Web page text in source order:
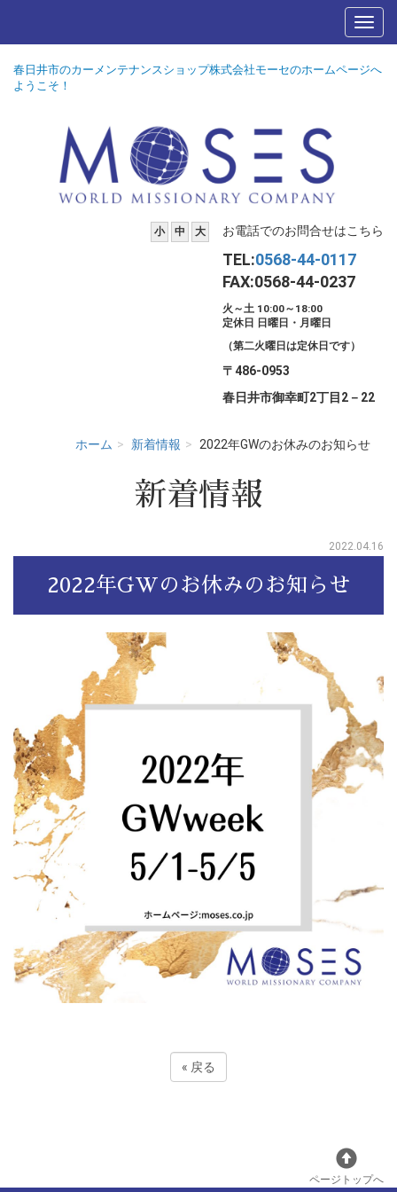
春日井市のカーメンテナンスショップ株式会社モーセのホームページへ
ようこそ！
お電話でのお問合せはこちら
TEL:0568-44-0117
FAX:0568-44-0237
火～土 10:00～18:00
定休日 日曜日・月曜日
（第二火曜日は定休日です）
〒486-0953
春日井市御幸町2丁目2－22
小 中 大
ホーム 新着情報 2022年GWのお休みのお知らせ
新着情報
2022.04.16
2022年GWのお休みのお知らせ
« 戻る
ページトップへ